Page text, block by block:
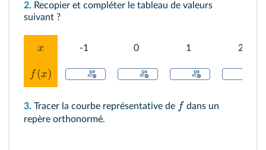
2. Recopier et compléter le tableau de valeurs
suivant ?
x -1 0 1 2
f(x)
3. Tracer la courbe représentative de f dans un
repère orthonormé.